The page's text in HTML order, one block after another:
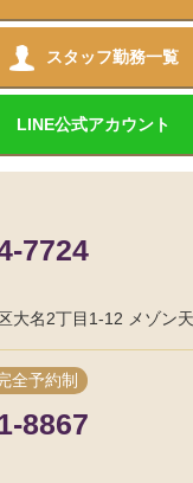
スタッフ勤務一覧
LINE公式アカウント
7724
大名2丁目1-12 メゾン
全予約制
8867